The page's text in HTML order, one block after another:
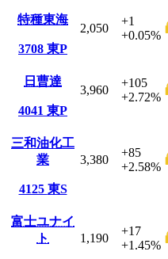
特種東海
3708 東P
2,050
+1
+0.05%
日曹達
4041 東P
3,960
+105
+2.72%
三和油化工
業
4125 東S
3,380
+85
+2.58%
富士ユナイ
ト
1,190
+17
+1.45%